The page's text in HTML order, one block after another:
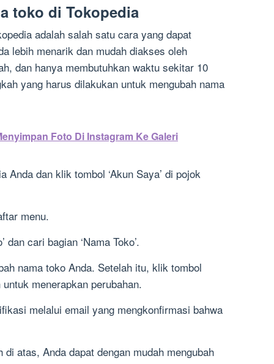
toko di Tokopedia
adalah salah satu cara yang dapat
lebih menarik dan mudah diakses oleh
dan hanya membutuhkan waktu sekitar 10
yang harus dilakukan untuk mengubah nama
Foto Di Instagram Ke Galeri
Anda dan klik tombol ‘Akun Saya’ di pojok
menu.
dan cari bagian ‘Nama Toko’.
nama toko Anda. Setelah itu, klik tombol
untuk menerapkan perubahan.
melalui email yang mengkonfirmasi bahwa
atas, Anda dapat dengan mudah mengubah